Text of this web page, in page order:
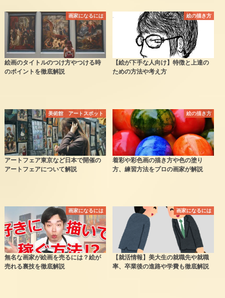
画家になるには
絵画のタイトルのつけ方やつける時
のポイントを徹底解説
絵の描き方
【絵が下手な人向け】特徴と上達の
ための方法や考え方
美術館 アートスポット
アートフェア東京など日本で開催の
アートフェアについて解説
絵の描き方
着彩や彩色画の描き方や色の塗り
方、練習方法をプロの画家が解説
画家になるには
無名な画家が絵画を売るには？絵が
売れる裏技を徹底解説
画家になるには
【就活情報】美大生の就職先や就職
率、卒業後の進路や学費も徹底解説